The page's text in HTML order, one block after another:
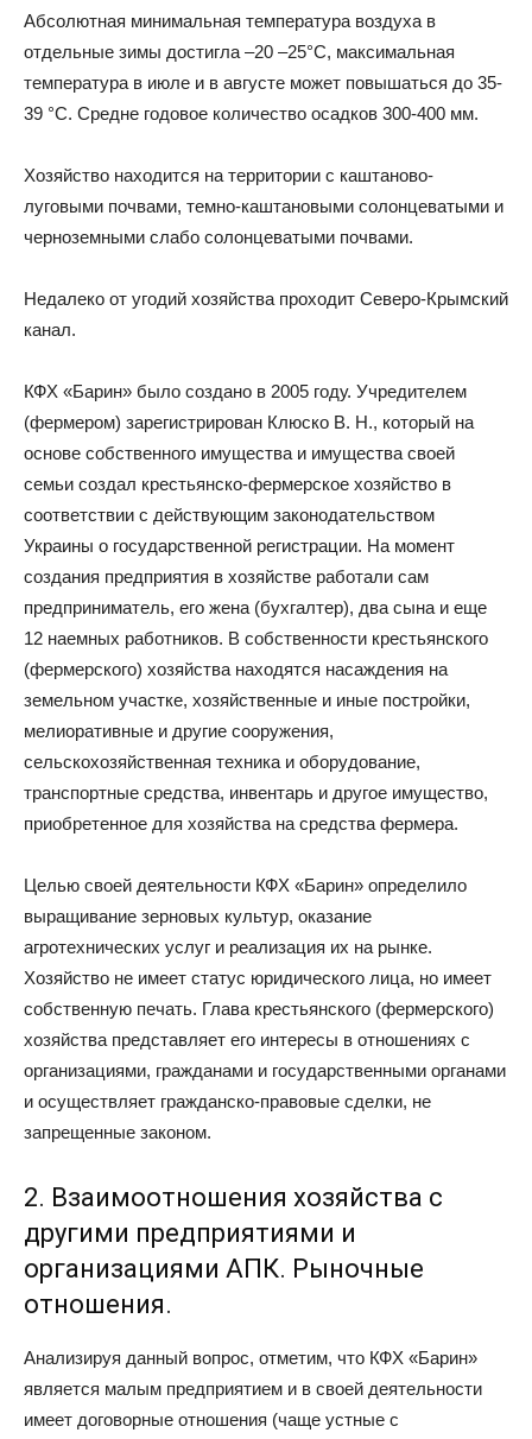
Абсолютная минимальная температура воздуха в
отдельные зимы достигла –20 –25°С, максимальная
температура в июле и в августе может повышаться до 35-
39 °С. Средне годовое количество осадков 300-400 мм.
Хозяйство находится на территории с каштаново-
луговыми почвами, темно-каштановыми солонцеватыми и
черноземными слабо солонцеватыми почвами.
Недалеко от угодий хозяйства проходит Северо-Крымский
канал.
КФХ «Барин» было создано в 2005 году. Учредителем
(фермером) зарегистрирован Клюско В. Н., который на
основе собственного имущества и имущества своей
семьи создал крестьянско-фермерское хозяйство в
соответствии с действующим законодательством
Украины о государственной регистрации. На момент
создания предприятия в хозяйстве работали сам
предприниматель, его жена (бухгалтер), два сына и еще
12 наемных работников. В собственности крестьянского
(фермерского) хозяйства находятся насаждения на
земельном участке, хозяйственные и иные постройки,
мелиоративные и другие сооружения,
сельскохозяйственная техника и оборудование,
транспортные средства, инвентарь и другое имущество,
приобретенное для хозяйства на средства фермера.
Целью своей деятельности КФХ «Барин» определило
выращивание зерновых культур, оказание
агротехнических услуг и реализация их на рынке.
Хозяйство не имеет статус юридического лица, но имеет
собственную печать. Глава крестьянского (фермерского)
хозяйства представляет его интересы в отношениях с
организациями, гражданами и государственными органами
и осуществляет гражданско-правовые сделки, не
запрещенные законом.
2. Взаимоотношения хозяйства с
другими предприятиями и
организациями АПК. Рыночные
отношения.
Анализируя данный вопрос, отметим, что КФХ «Барин»
является малым предприятием и в своей деятельности
имеет договорные отношения (чаще устные с